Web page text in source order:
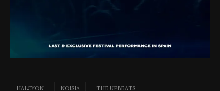
HALCYON NOISIA THE UPBEATS